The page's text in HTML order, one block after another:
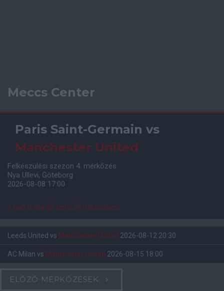
Meccs Center
Paris Saint-Germain vs
Manchester United
Felkészülési szezon 4. mérkőzés
Nya Ullevi, Göteborg
2026-08-08 17:00
1 nap 0 óra 22 perc 38 másodperc
Leeds United vs Manchester United 2026-08-12 20:30
AC Milan vs Manchester United 2026-08-15 18:00
ELŐZŐ MÉRKŐZÉSEK